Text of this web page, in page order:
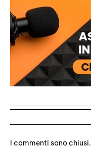
I commenti sono chiusi.